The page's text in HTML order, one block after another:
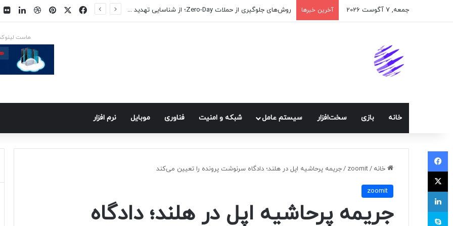
جمعه, 7 آگوست 2026 آخرین خبرها روش‌های جلوگیری از حملات Zero-Day؛ از شناسایی تهدید تا کاهش ریسک فیسبوک
ایکس پینتریستدریبببل
هاست
خانه بازی سخت‌افزار سيستم عامل شبكه و امنيت فناوری موبايل نرم افزار
خانه /
zoomit
/جریمه پرحاشیه اپل در هلند؛ دادگاه سرنوشت پرونده را تعیین می‌کند
zoomit
جریمه پرحاشیه اپل در هلند؛ دادگاه
فیسبوک